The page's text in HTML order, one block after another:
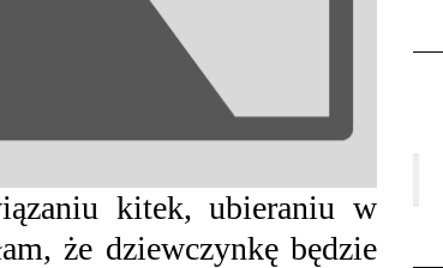
kitek, ubieraniu w
że dziewczynkę będzie